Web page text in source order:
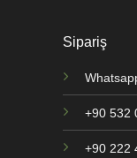
Sipariş
+90 532
+90 222